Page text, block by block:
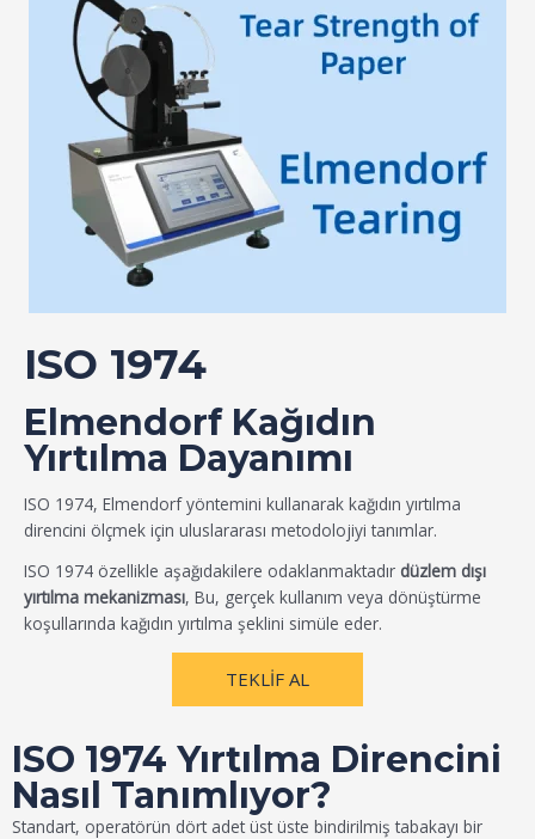
ISO 1974
Elmendorf Kağıdın
Yırtılma Dayanımı
ISO 1974, Elmendorf yöntemini kullanarak kağıdın yırtılma
direncini ölçmek için uluslararası metodolojiyi tanımlar.
ISO 1974 özellikle aşağıdakilere odaklanmaktadır düzlem dışı
yırtılma mekanizması, Bu, gerçek kullanım veya dönüştürme
koşullarında kağıdın yırtılma şeklini simüle eder.
TEKLIF AL
ISO 1974 Yırtılma Direncini
Nasıl Tanımlıyor?
Standart, operatörün dört adet üst üste bindirilmiş tabakayı bir